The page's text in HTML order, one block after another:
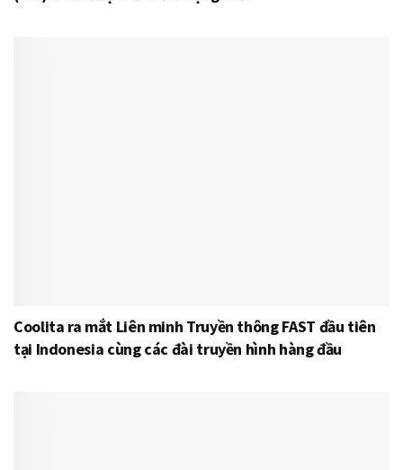
Coolita ra mắt Liên minh Truyền thông FAST đầu tiên
tại Indonesia cùng các đài truyền hình hàng đầu